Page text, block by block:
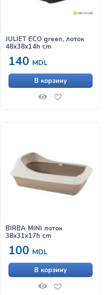
JULIET ECO green, лоток
48x38x14h cm
140 MDL
В корзину
BIRBA MINI лоток
38x31x17h cm
100 MDL
В корзину